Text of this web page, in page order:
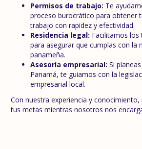
Permisos de trabajo: Te
proceso burocrático para obtener
trabajo con rapidez y efectividad.
Residencia legal: Facilitamos los
para asegurar que cumplas con la
panameña.
Asesoría empresarial: Si
Panamá, te guiamos con la
empresarial local.
Con nuestra experiencia y
tus metas mientras nosotros nos